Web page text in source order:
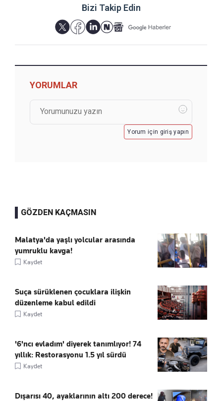
Bizi Takip Edin
YORUMLAR
Yorum için giriş yapın
GÖZDEN KAÇMASIN
Malatya'da yaşlı yolcular arasında
yumruklu kavga!
Kaydet
Suça sürüklenen çocuklara ilişkin
düzenleme kabul edildi
Kaydet
'6'ncı evladım' diyerek tanımlıyor! 74
yıllık: Restorasyonu 1.5 yıl sürdü
Kaydet
Dışarısı 40, ayaklarının altı 200 derece!